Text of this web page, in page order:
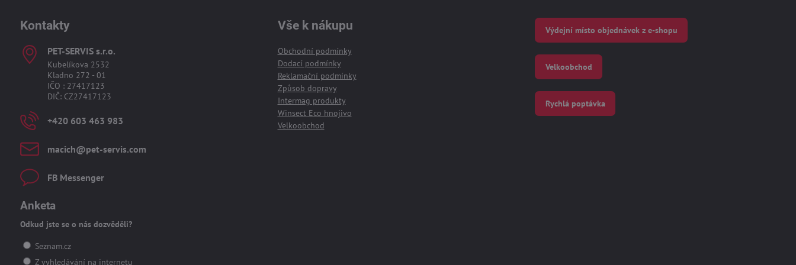
Kontakty
PET-SERVIS s​.r​.o​.
Kubelíkova 2532
Kladno 272 - 01
IČO : 27417123
DIČ: CZ27417123
+420 603 463 983
macich​@pet-servis​.com
FB Messenger
Anketa
Odkud jste se o nás dozvěděli?
Seznam.cz
Z vyhledávání na internetu
Vše k nákupu
Obchodní podmínky
Dodací podmínky
Reklamační podmínky
Způsob dopravy
Intermag produkty
Winsect Eco hnojivo
Velkoobchod
Výdejní místo objednávek z e-shopu
Velkoobchod
Rychlá poptávka